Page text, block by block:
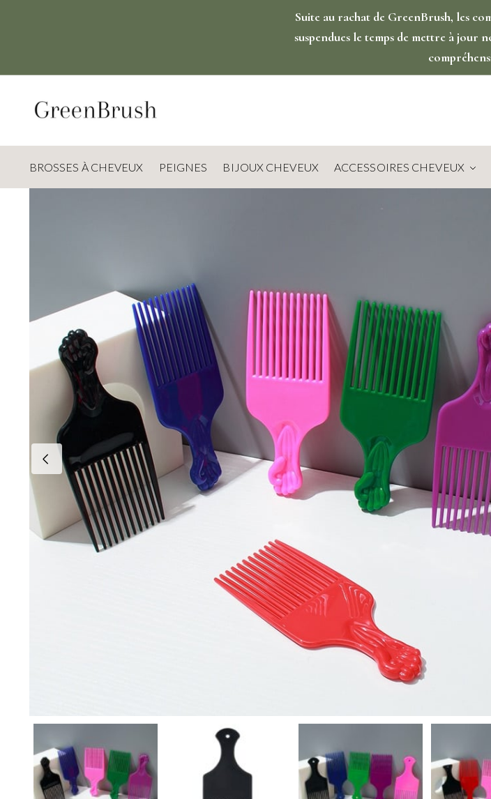
Suite au rachat de GreenBrush, les
suspendues le temps de mettre à jour
BROSSES À CHEVEUX PEIGNES BIJOUX CHEVEUX ACCESSOIRES CHEVEUX